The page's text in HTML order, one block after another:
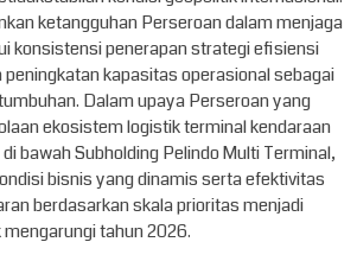
ketangguhan Perseroan dalam menjaga
konsistensi penerapan strategi efisiensi
kapasitas operasional sebagai
Dalam upaya Perseroan yang
ekosistem logistik terminal kendaraan
bawah Subholding Pelindo Multi Terminal,
bisnis yang dinamis serta efektivitas
berdasarkan skala prioritas menjadi
tahun 2026.